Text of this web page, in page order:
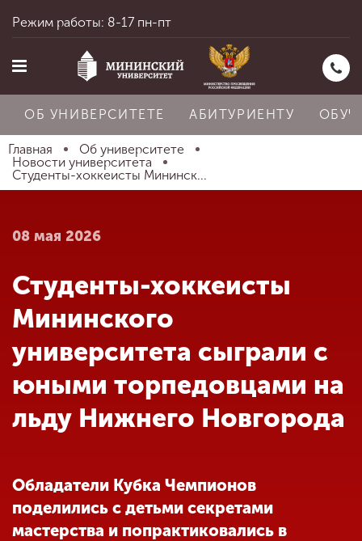
Главная
Абитуриенту
Обучение
Наука
Международная
деятельность
Режим работы: 8-17 пн-пт
ОБ УНИВЕРСИТЕТЕ АБИТУРИЕНТУ
Главная
Об университете
Новости университета
Студенты-хоккеисты Мининск...
08 мая 2026
Студенты-хоккеисты
Мининского
университета сыграли с
юными торпедовцами на
льду Нижнего Новгорода
Обладатели Кубка Чемпионов
поделились с детьми секретами
мастерства и попрактиковались в